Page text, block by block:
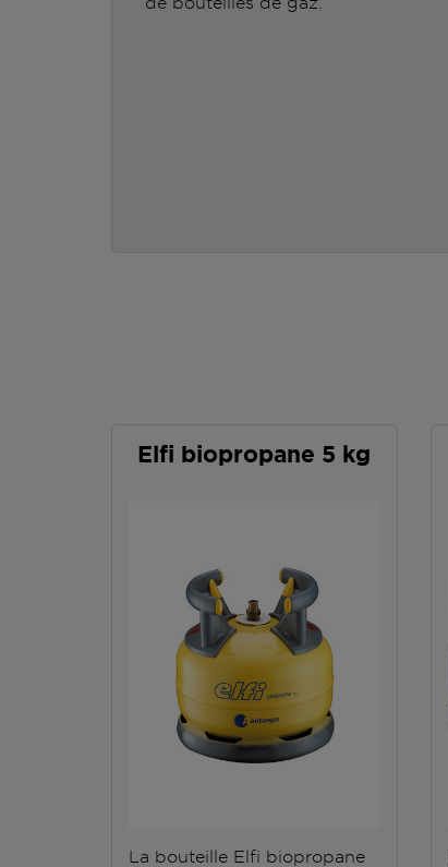
Elfi biopropane 5 kg
La bouteille Elfi biopropane